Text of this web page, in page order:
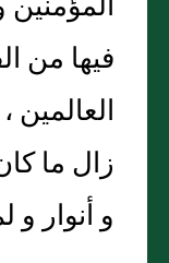
فيها من
زال ما
و أنوار و